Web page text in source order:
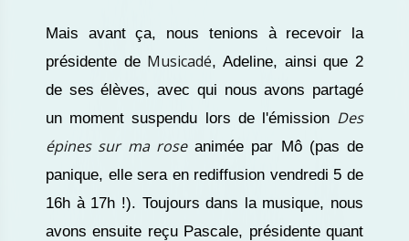
Mais avant ça, nous tenions à recevoir la
présidente de Musicadé, Adeline, ainsi que 2
de ses élèves, avec qui nous avons partagé
un moment suspendu lors de l'émission Des
épines sur ma roseanimée par Mô (pas de
panique, elle sera en rediffusion vendredi 5 de
16h à 17h !). Toujours dans la musique, nous
avons ensuite reçu Pascale, présidente quant